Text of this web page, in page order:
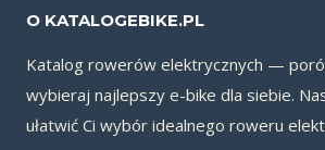
O KATALOGEBIKE.PL
Katalog rowerów elektrycznych —
wybieraj najlepszy e-bike dla siebie.
ułatwić Ci wybór idealnego roweru